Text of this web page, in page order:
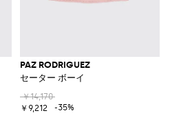
PAZ RODRIGUEZ
セーター ボーイ
￥14,170
￥9,212
-35%